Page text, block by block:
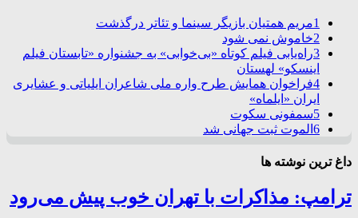
1مریم همتیان بازیگر سینما و تئاتر درگذشت
2خاموش نمی شود
3راه‌یابی فیلم کوتاه «بی‌خوابی» به جشنواره «تابستان فیلم
اینسکو» لهستان
4فراخوان همایش طرح واره ملی شاعران ایلیاتی و عشایری
ایران «ایلماه»
5سمفونی سکوت
6 الموت ثبت جهانی شد
داغ ترین نوشته ها
ترامپ: مذاکرات با تهران خوب پیش می‌رود